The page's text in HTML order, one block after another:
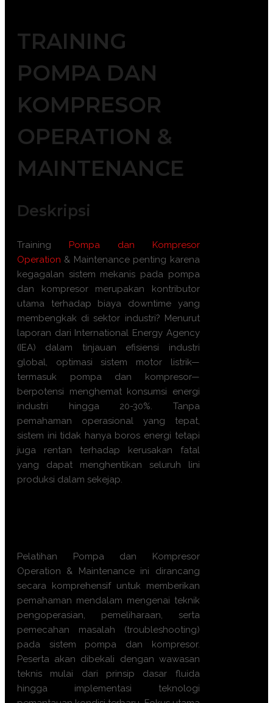
TRAINING
POMPA DAN
KOMPRESOR
OPERATION &
MAINTENANCE
Deskripsi
Training
Pompa dan Kompresor
Operation & Maintenance penting karena
kegagalan sistem mekanis pada pompa
dan kompresor merupakan kontributor
utama terhadap biaya downtime yang
membengkak di sektor industri? Menurut
laporan dari International Energy Agency
(IEA) dalam tinjauan efisiensi industri
global, optimasi sistem motor listrik—
termasuk pompa dan kompresor—
berpotensi menghemat konsumsi energi
industri hingga 20-30%. Tanpa
pemahaman operasional yang tepat,
sistem ini tidak hanya boros energi tetapi
juga rentan terhadap kerusakan fatal
yang dapat menghentikan seluruh lini
produksi dalam sekejap.
Pelatihan Pompa dan Kompresor
Operation & Maintenance ini dirancang
secara komprehensif untuk memberikan
pemahaman mendalam mengenai teknik
pengoperasian, pemeliharaan, serta
pemecahan masalah (troubleshooting)
pada sistem pompa dan kompresor.
Peserta akan dibekali dengan wawasan
teknis mulai dari prinsip dasar fluida
hingga implementasi teknologi